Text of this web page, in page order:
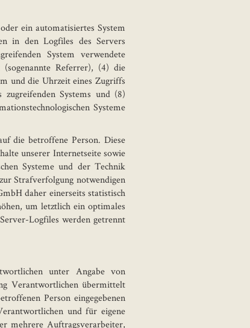
ein automatisiertes System
in den Logfiles des Servers
System verwendete
Referrer), (4) die
und die Uhrzeit eines Zugriffs
Systems und (8)
Systeme
die betroffene Person. Diese
unserer Internetseite sowie
Systeme und der Technik
Strafverfolgung notwendigen
daher einerseits statistisch
um letztlich ein optimales
Logfiles werden getrennt
unter Angabe von
Verantwortlichen übermittelt
Person eingegebenen
und für eigene
mehrere Auftragsverarbeiter,